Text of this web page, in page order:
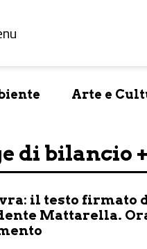
Arte e
di bilancio +
il testo firmato
Mattarella.